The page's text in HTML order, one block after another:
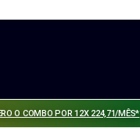
O COMBO POR 12X 224,71/MÊS*